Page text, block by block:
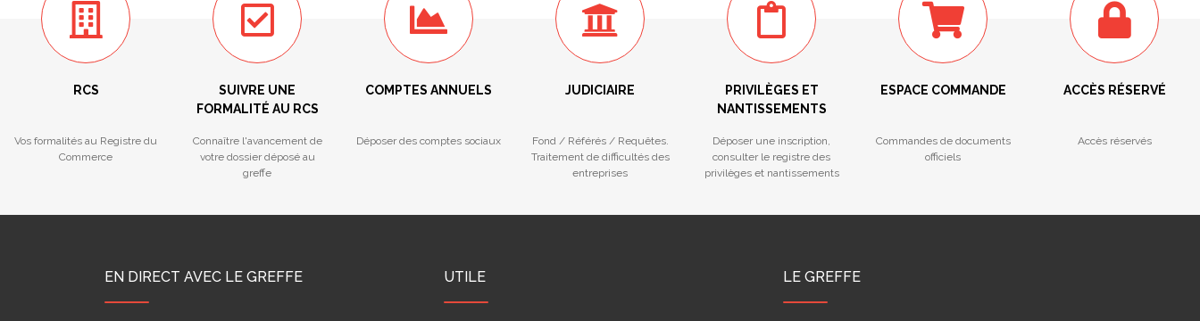
RCS
Vos formalités au Registre du
Commerce
SUIVRE UNE
FORMALITÉ AU RCS
Connaître l'avancement de
votre dossier déposé au
greffe
COMPTES ANNUELS
Déposer des comptes sociaux
JUDICIAIRE
Fond / Référés / Requêtes.
Traitement de difficultés des
entreprises
PRIVILÈGES ET
NANTISSEMENTS
Déposer une inscription,
consulter le registre des
privilèges et nantissements
ESPACE COMMANDE
Commandes de documents
officiels
ACCÈS RÉSERVÉ
Accès réservés
EN DIRECT AVEC LE GREFFE UTILE LE GREFFE